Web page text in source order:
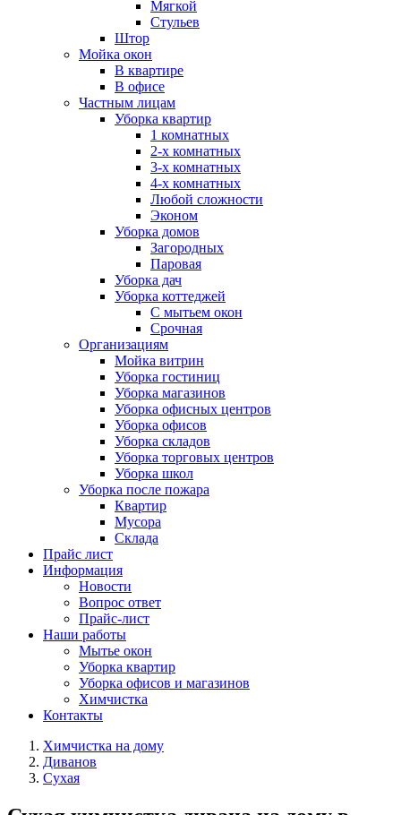
Мягкой
Стульев
Штор
Мойка окон
В квартире
В офисе
Частным лицам
Уборка квартир
1 комнатных
2-х комнатных
3-х комнатных
4-х комнатных
Любой сложности
Эконом
Уборка домов
Загородных
Паровая
Уборка дач
Уборка коттеджей
С мытьем окон
Срочная
Организациям
Мойка витрин
Уборка гостиниц
Уборка магазинов
Уборка офисных центров
Уборка офисов
Уборка складов
Уборка торговых центров
Уборка школ
Уборка после пожара
Квартир
Мусора
Склада
Прайс лист
Информация
Новости
Вопрос ответ
Прайс-лист
Наши работы
Мытье окон
Уборка квартир
Уборка офисов и магазинов
Химчистка
Контакты
Химчистка на дому
Диванов
Сухая